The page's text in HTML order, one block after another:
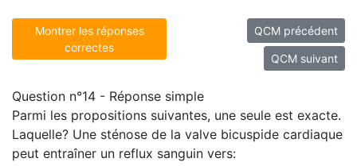
Montrer les réponses
correctes
QCM précédent
QCM suivant
Question n°14 - Réponse simple
Parmi les propositions suivantes, une seule est exacte.
Laquelle? Une sténose de la valve bicuspide cardiaque
peut entraîner un reflux sanguin vers: